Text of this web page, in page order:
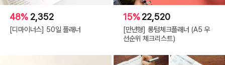
48% 2,352
[디마이너스] 50일 플래너
15%22,520
[만년형] 롱텀체크플래너 (A5 우
선순위 체크리스트)